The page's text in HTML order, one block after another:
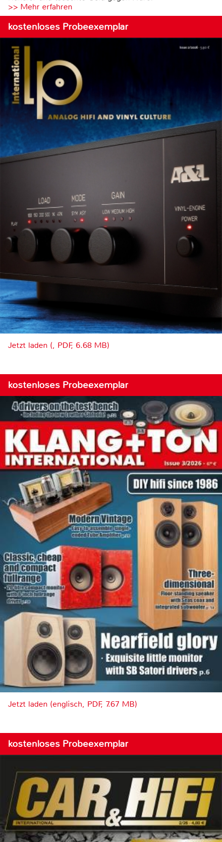
>> Mehr erfahren
kostenloses Probeexemplar
Jetzt laden (, PDF, 6.68 MB)
kostenloses Probeexemplar
Jetzt laden (englisch, PDF, 7.67 MB)
kostenloses Probeexemplar